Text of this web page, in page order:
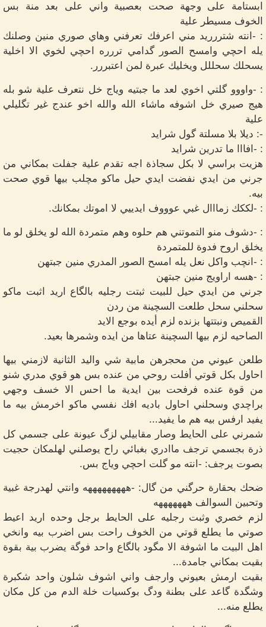
ابستامة على وجهة صحت بعصبية واني على بعد منة بس
الخوف مسيطر علية
: -انته شتررريد مني اعرفك تعرفني وهاي صوري منين وصلنك
يله احچي وامسح الصور گدامي تررره احچي لخوي الا اخلية
يسحلك سحللل ويخليك عبرة لمن اعتبررر.
: -واووو گلتي اخوي لعد ما جبتيه وياج خل نتعرف علية شو بله
هيج صيري خل اشوفه ماشاء الله والله اخو عندج غير تگليلي
علية
-: ديلا بلا مسلتة گول شرايد
: -افااا ما تدرين شرايد
هزيت براسي لا بكل سجاذة اجه تقدم علية جفلت بمكاني من
جرني من ايدي نفضت ايدي حيل ماكو مچلب بيها قوي صحت
بيه.
: -لككك زمااال غبي عوووف ايدييي لا اموتك بمكانك.
: -دشوف منو التموتني هم حلوه وهم متمردة الله لو يخلق لو ما
يخلق اروح فدوة للمتمردة
: -انچب واكل نعل يله امسح الصور المدري منين جبتهن
: -هسه اراويج منين جبتهن
جرني من ايدي حيل للبيت ثبتت رجليه بالگاع اريد اثبت ماكو
سحلني سحل طلعت السچينة من ردن
القميص ونبتتها بزنده لزم أيده بوجع الايد
الصاحيه لزم بيها السچينة عتاها من ايده وشمرها بعيد.
طلعن عيوني من محجرهن مابية شي واليد الثانية لازمني بيها
احاول بكل قوتي أفلت روحي من عنده بس هو قوي مدري شنو
من قوة عنده فرفحت بين ايدية ما احس الا خسف وجهي
براچدي وسحلني احاول باديه افك نفسي ماكو اخرمش بيه ما
يفيد ارفس بيه هم ما يفيد...
شمرني على الحايط وصار مقابيلي لزگ عيونة على جسمي كل
ذرة بجسمي ترجف ماادري بغبائي راح يوصلني لهلمكان حجيت
بصوت يرجف: -انته مو گلت احچي وياج بس.
ضحك بحقارة حرگني من گال: -هههههههههه وانتي لهدرجة غبية
وتحبين السوالف هههههههه
لزم خصري وثبت رجليه على الحايط برجل وحده اريد اعيط
صوتي ما يطلع قوتي من الخوف راحت بس اضرب بيه وانخي
اهل البيت ما اشوفة الا مگود بالگاع واحد فوگة يضرب بية بقوة
بقيت بمكاني جامدة...
بقيت ارمش بعيوني وارجف واني اشوف شلون واحد شكبرة
وشگدة گاعد على بطنة ودگ بوكسيات خلة الدم من كل مكان
يطلع منه...